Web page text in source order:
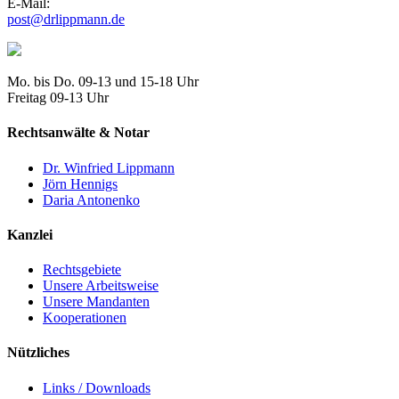
E-Mail:
Mo. bis Do. 09-13 und 15-18 Uhr
Freitag 09-13 Uhr
Rechtsanwälte & Notar
Dr. Winfried Lippmann
Jörn Hennigs
Daria Antonenko
Kanzlei
Rechtsgebiete
Unsere Arbeitsweise
Unsere Mandanten
Kooperationen
Nützliches
Links / Downloads